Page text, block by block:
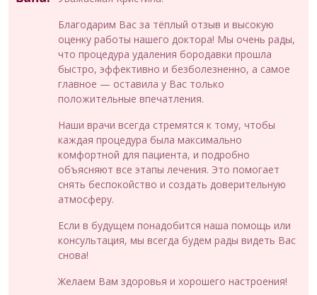
Благодарим Вас за тёплый отзыв и высокую
оценку работы нашего доктора! Мы очень рады,
что процедура удаления бородавки прошла
быстро, эффективно и безболезненно, а самое
главное — оставила у Вас только
положительные впечатления.
Наши врачи всегда стремятся к тому, чтобы
каждая процедура была максимально
комфортной для пациента, и подробно
объясняют все этапы лечения. Это помогает
снять беспокойство и создать доверительную
атмосферу.
Если в будущем понадобится наша помощь или
консультация, мы всегда будем рады видеть Вас
снова!
Желаем Вам здоровья и хорошего настроения!